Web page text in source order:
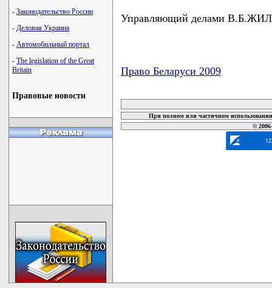
- Законодательство России
- Деловая Украина
- Автомобильный портал
- The legislation of the Great
Britain
Правовые новости
Управляющий делами
Право Беларуси 2009
При полном или частичном
©